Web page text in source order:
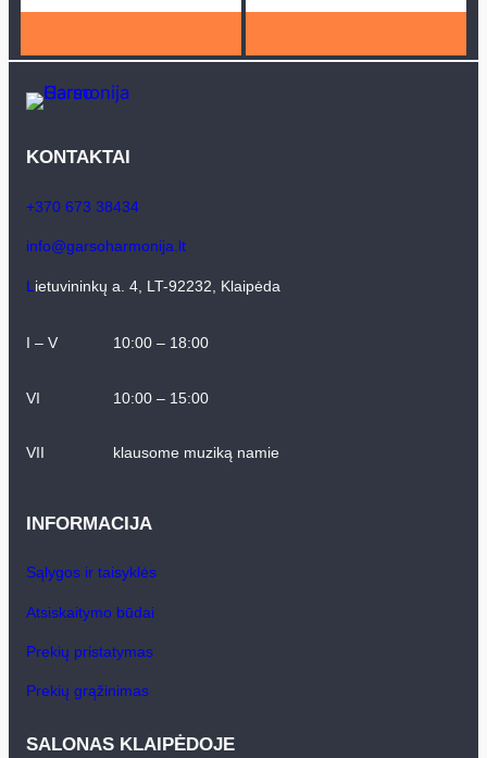
price
€429.00.
price
€349.00.
price
€329.00.
price
€269.00.
KONTAKTAI
+370 673 38434
info@garsoharmonija.lt
L ietuvininkų a. 4, LT-92232, Klaipėda
I – V 10:00 – 18:00
VI 10:00 – 15:00
VII klausome muziką namie
INFORMACIJA
Sąlygos ir taisyklės
Atsiskaitymo būdai
Prekių pristatymas
Prekių grąžinimas
SALONAS KLAIPĖDOJE